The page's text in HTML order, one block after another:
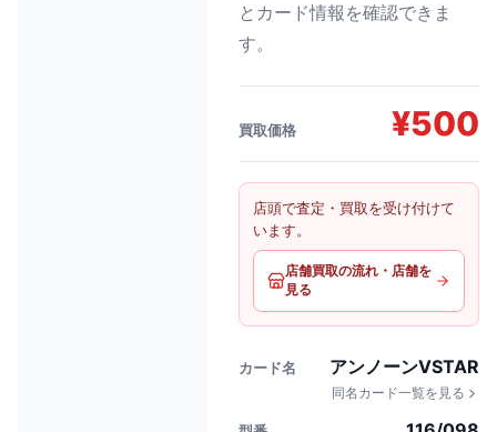
とカード情報を確認できま
す。
買取価格 ¥500
店頭で査定・買取を受け付けて
います。
店舗買取の流れ・店舗を
見る
カード名 アンノーンVSTAR
同名カード一覧を見る